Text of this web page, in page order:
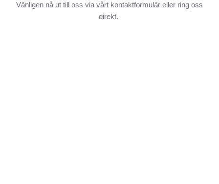
Vänligen nå ut till oss via vårt kontaktformulär eller ring oss
direkt.